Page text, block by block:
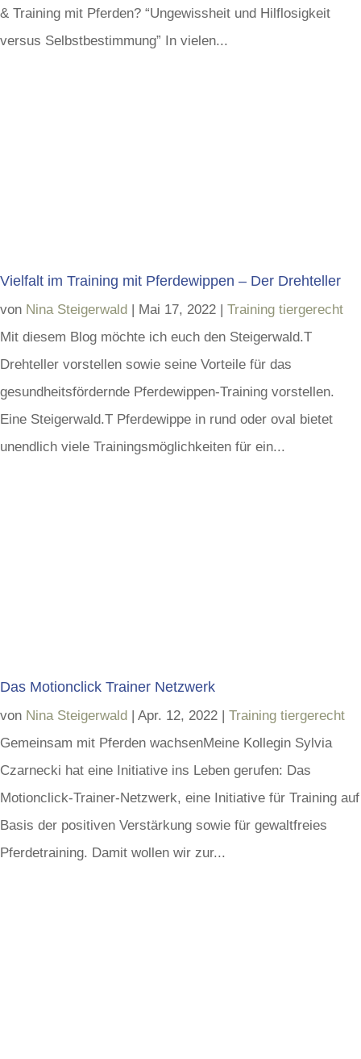
& Training mit Pferden? “Ungewissheit und Hilflosigkeit
versus Selbstbestimmung” In vielen...
Vielfalt im Training mit Pferdewippen – Der Drehteller
von Nina Steigerwald | Mai 17, 2022 | Training tiergerecht
Mit diesem Blog möchte ich euch den Steigerwald.T
Drehteller vorstellen sowie seine Vorteile für das
gesundheitsfördernde Pferdewippen-Training vorstellen.
Eine Steigerwald.T Pferdewippe in rund oder oval bietet
unendlich viele Trainingsmöglichkeiten für ein...
Das Motionclick Trainer Netzwerk
von Nina Steigerwald | Apr. 12, 2022 | Training tiergerecht
Gemeinsam mit Pferden wachsenMeine Kollegin Sylvia
Czarnecki hat eine Initiative ins Leben gerufen: Das
Motionclick-Trainer-Netzwerk, eine Initiative für Training auf
Basis der positiven Verstärkung sowie für gewaltfreies
Pferdetraining. Damit wollen wir zur...